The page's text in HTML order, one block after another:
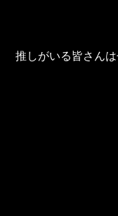
推しがいる皆さん